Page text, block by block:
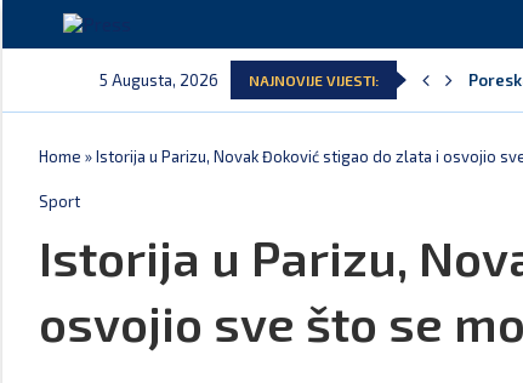
5 Augusta, 2026 NAJNOVIJE VIJESTI:
Crna
Home »Istorija u Parizu, Novak Đoković stigao do zlata i osvojio
Sport
Istorija u Parizu,
osvojio sve što se